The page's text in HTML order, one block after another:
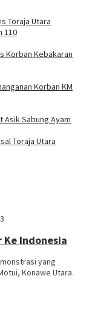
Toraja Utara
110
Korban Kebakaran
Korban KM
Asik Sabung Ayam
Toraja Utara
Indonesia
yang
Konawe Utara.